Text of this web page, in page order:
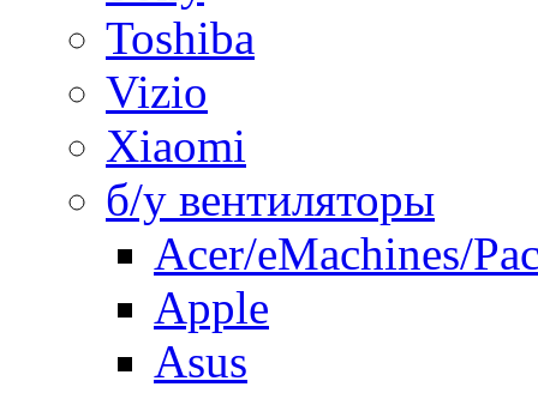
Toshiba
Vizio
Xiaomi
б/у вентиляторы
Acer/eMachines/
Apple
Asus